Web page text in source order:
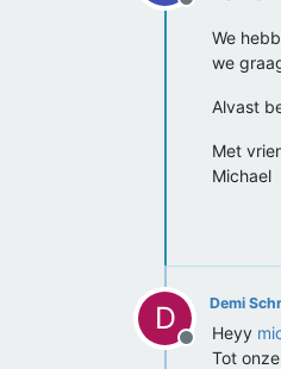
Offline
We
we
Alvast
Met
Michael
D
Offline
Demi
Heyy
Tot